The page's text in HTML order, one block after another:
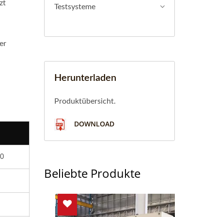
Testsysteme
Herunterladen
Produktübersicht.
DOWNLOAD
Beliebte Produkte